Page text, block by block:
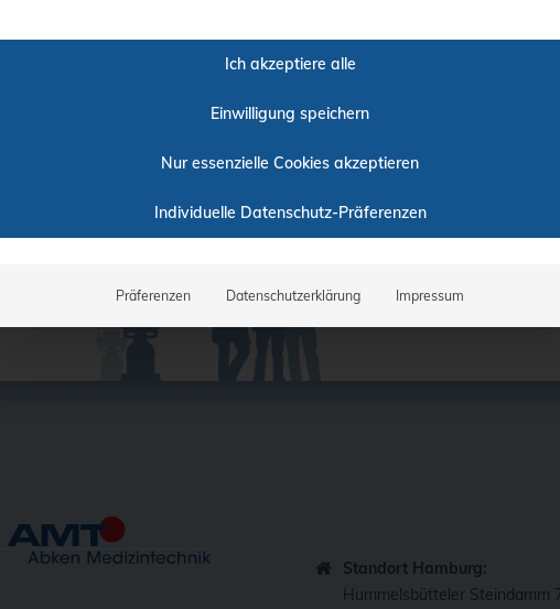
Standort Hamburg:
Hummelsbütteler Steindamm
Ich akzeptiere alle
Einwilligung speichern
Nur essenzielle Cookies akzeptieren
Individuelle Datenschutz-Präferenzen
Präferenzen Datenschutzerklärung Impressum